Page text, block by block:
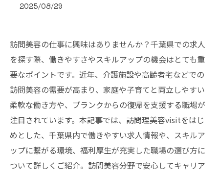
2025/08/29
訪問美容の仕事に興味はありませんか？千葉県での求人
を探す際、働きやすさやスキルアップの機会はとても重
要なポイントです。近年、介護施設や高齢者宅などでの
訪問美容の需要が高まり、家庭や子育てと両立しやすい
柔軟な働き方や、ブランクからの復帰を支援する職場が
注目されています。本記事では、訪問理美容visitをはじ
めとした、千葉県内で働きやすい求人情報や、スキルア
ップに繋がる環境、福利厚生が充実した職場の選び方に
ついて詳しくご紹介。訪問美容分野で安心してキャリア